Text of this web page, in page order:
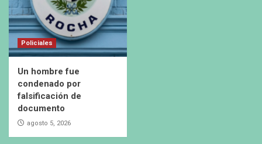
Policiales
Un hombre fue
condenado por
falsificación de
documento
agosto 5, 2026